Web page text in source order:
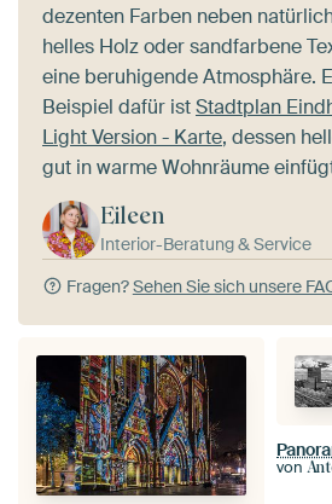
dezenten Farben neben
helles Holz oder sandfarbene
eine beruhigende Atmosphäre.
Beispiel dafür istStadtplan
Light Version - Karte, dessen
gut in warme Wohnräume
Eileen
Interior-Beratung & Service
Fragen?Sehen Sie sich unsere
von